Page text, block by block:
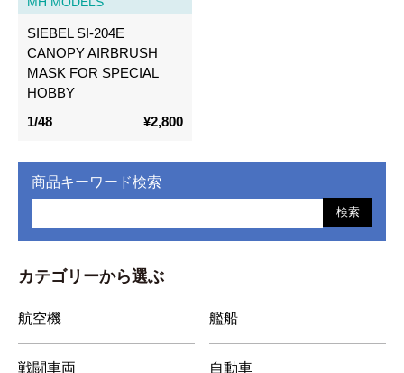
SIEBEL SI-204E
CANOPY AIRBRUSH
MASK FOR SPECIAL
HOBBY
1/48
¥2,800
商品キーワード検索
検索
カテゴリーから選ぶ
航空機 艦船
戦闘車両 自動車